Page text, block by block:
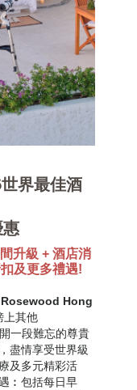
界最佳酒
升級 + 酒店消
及更多禮遇!
Rosewood Hong
上其他
一段難忘的尊貴
盡情享受世界級
及多元精彩活
︰包括每日早